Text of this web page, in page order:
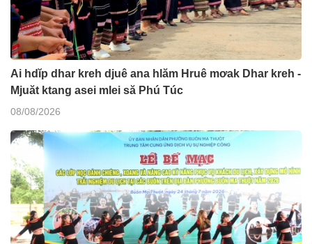
Ai hdĭp dhar kreh djuê ana hlăm Hruê mơak Dhar kreh -
Mjuăt ktang asei mlei să Phú Túc
08/08/2026